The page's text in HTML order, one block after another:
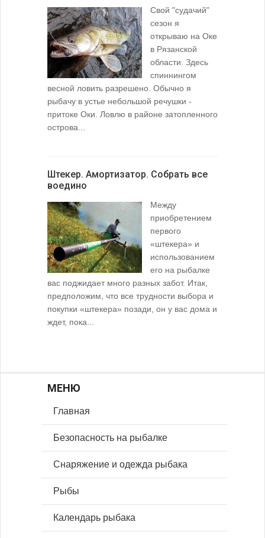
Свой "судачий"
сезон я
открываю на Оке
в Рязанской
области. Здесь
спиннингом
весной ловить разрешено. Обычно я
рыбачу в устье небольшой речушки -
притоке Оки. Ловлю в районе затопленного
острова...
Штекер. Амортизатор. Собрать все
воедино
Между
приобретением
первого
«штекера» и
использованием
его на рыбалке
вас поджидает много разных забот. Итак,
предположим, что все трудности выбора и
покупки «штекера» позади, он у вас дома и
ждет, пока...
МЕНЮ
Главная
Безопасность на рыбалке
Снаряжение и одежда рыбака
Рыбы
Календарь рыбака